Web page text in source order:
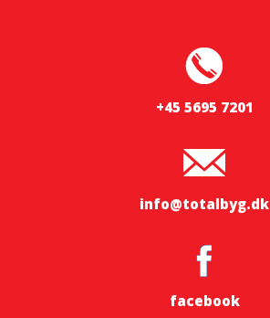
+45 5695 7201
info@totalbyg.dk
facebook